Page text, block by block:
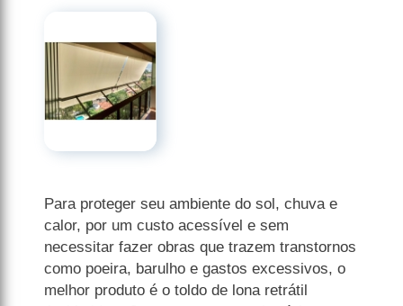
Para proteger seu ambiente do sol, chuva e
calor, por um custo acessível e sem
necessitar fazer obras que trazem transtornos
como poeira, barulho e gastos excessivos, o
melhor produto é o toldo de lona retrátil